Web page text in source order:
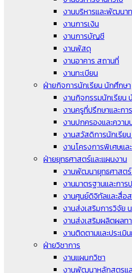
งานบริหารและพัฒนา
งานการเงิน
งานการบัญชี
งานพัสดุ
งานอาคาร สถานที่
งานทะเบียน
ฝ่ายกิจการนักเรียน นักศึกษา
งานกิจกรรมนักเรียน
งานครูที่ปรึกษาและกา
งานปกครองและควา
งานสวัสดิการนักเรีย
งานโครงการพิเศษแ
ฝ่ายยุทธศาสตร์และแผนงาน
งานพัฒนายุทธศาสตร์
งานมาตรฐานและกา
งานศูนย์ดิจิทัลและสื่อ
งานส่งเสริมการวิจัย
งานส่งเสริมผลิตผลท
งานติดตามและประเมิ
ฝ่ายวิชาการ
งานแผนกวิชา
งานพัฒนาหลักสูตรแล